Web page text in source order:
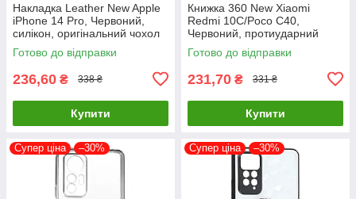
Накладка Leather New Apple
iPhone 14 Pro, Червоний,
силікон, оригінальний чохол
Готово до відправки
236,60 ₴ 338 ₴
Купити
Книжка 360 New Xiaomi
Redmi 10C/Poco C40,
Червоний, протиударний
чохол з екокожі
Готово до відправки
231,70 ₴ 331 ₴
Купити
Супер ціна –30% Супер ціна –30%